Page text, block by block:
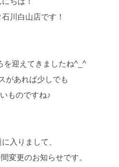
川白山店です！
を迎えてきましたね^_^
があれば少しでも
ものですね♪
入りまして、
変更のお知らせです。